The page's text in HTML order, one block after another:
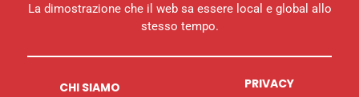
La dimostrazione che il web sa essere local e global allo
stesso tempo.
CHI SIAMO PRIVACY